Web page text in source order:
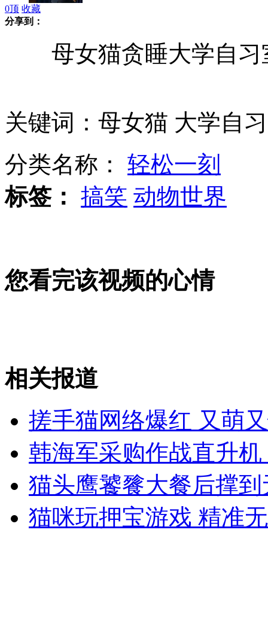
美国：奥巴马公布23条控枪对策
武汉成功实施中国目前最小儿童心脏移植手术
徐州14岁女儿漫画爸妈恋爱史
女孩北京地铁殴打老人 痛下狠手拳打脚踢
无痛分娩是否安全 医生回应
外交部：反对强权政治霸凌主义
外交部：有关国家言论片面不公正
0顶 收藏
分享到：
母女猫贪睡大学自习
关键词：母女猫 大学自
分类名称： 轻松一刻
标签： 搞笑 动物世界
您看完该视频的心情
相关报道
搓手猫网络爆红 又萌
韩海军采购作战直升
猫头鹰饕餮大餐后撑
猫咪玩押宝游戏 精准